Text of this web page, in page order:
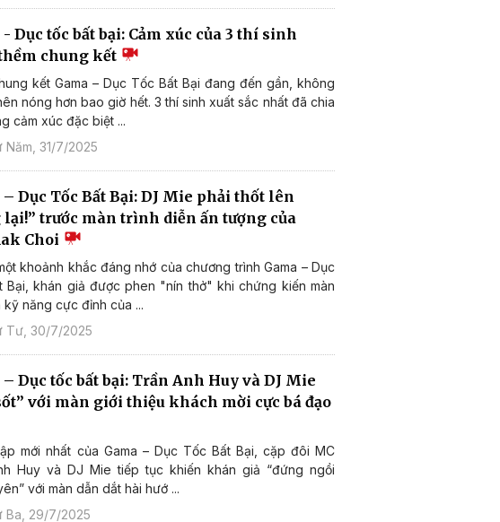
- Dục tốc bất bại: Cảm xúc của 3 thí sinh
chung kết
kết Gama – Dục Tốc Bất Bại đang đến gần, không
nóng hơn bao giờ hết. 3 thí sinh xuất sắc nhất đã chia
cảm xúc đặc biệt ...
Năm, 31/7/2025
– Dục Tốc Bất Bại: DJ Mie phải thốt lên
lại!” trước màn trình diễn ấn tượng của
Choi
khoảnh khắc đáng nhớ của chương trình Gama – Dục
Bại, khán giả được phen "nín thở" khi chứng kiến màn
kỹ năng cực đỉnh của ...
Tư, 30/7/2025
– Dục tốc bất bại: Trần Anh Huy và DJ Mie
với màn giới thiệu khách mời cực bá đạo
mới nhất của Gama – Dục Tốc Bất Bại, cặp đôi MC
Huy và DJ Mie tiếp tục khiến khán giả “đứng ngồi
với màn dẫn dắt hài hướ ...
Ba, 29/7/2025